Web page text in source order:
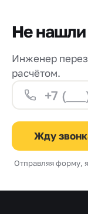
Не
Инженер
расчётом.
Жду
Отправляя форму,